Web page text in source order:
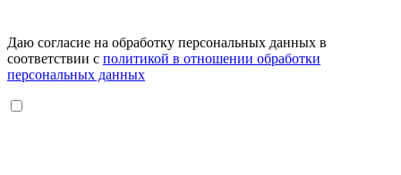
Даю согласие на обработку персональных данных в
соответствии с политикой в отношении обработки
персональных данных